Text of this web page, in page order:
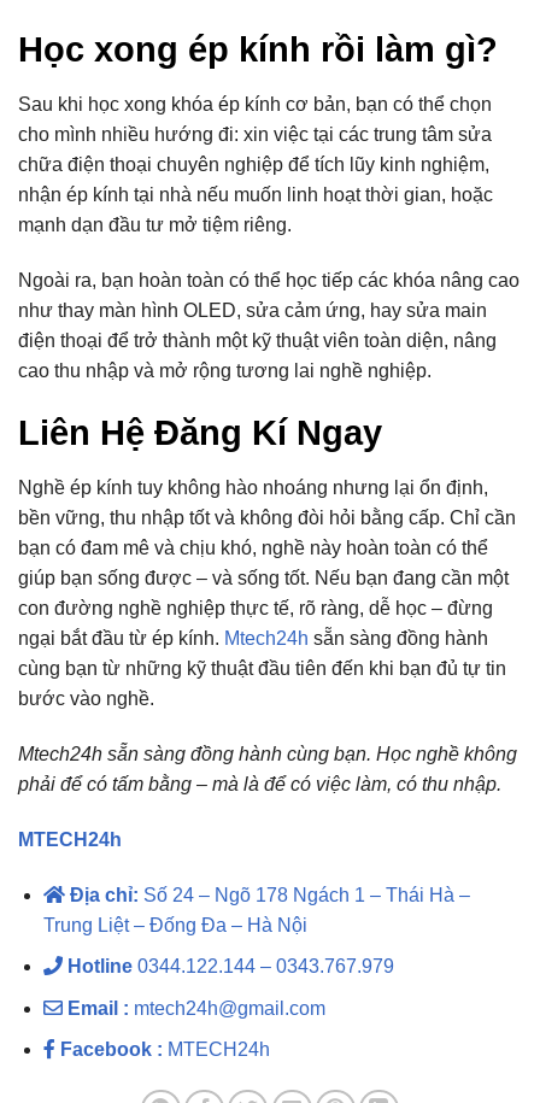
Học xong ép kính rồi làm gì?
Sau khi học xong khóa ép kính cơ bản, bạn có thể chọn
cho mình nhiều hướng đi: xin việc tại các trung tâm sửa
chữa điện thoại chuyên nghiệp để tích lũy kinh nghiệm,
nhận ép kính tại nhà nếu muốn linh hoạt thời gian, hoặc
mạnh dạn đầu tư mở tiệm riêng.
Ngoài ra, bạn hoàn toàn có thể học tiếp các khóa nâng cao
như thay màn hình OLED, sửa cảm ứng, hay sửa main
điện thoại để trở thành một kỹ thuật viên toàn diện, nâng
cao thu nhập và mở rộng tương lai nghề nghiệp.
Liên Hệ Đăng Kí Ngay
Nghề ép kính tuy không hào nhoáng nhưng lại ổn định,
bền vững, thu nhập tốt và không đòi hỏi bằng cấp. Chỉ cần
bạn có đam mê và chịu khó, nghề này hoàn toàn có thể
giúp bạn sống được – và sống tốt. Nếu bạn đang cần một
con đường nghề nghiệp thực tế, rõ ràng, dễ học – đừng
ngại bắt đầu từ ép kính. Mtech24h sẵn sàng đồng hành
cùng bạn từ những kỹ thuật đầu tiên đến khi bạn đủ tự tin
bước vào nghề.
Mtech24h sẵn sàng đồng hành cùng bạn. Học nghề không
phải để có tấm bằng – mà là để có việc làm, có thu nhập.
MTECH24h
Địa chỉ: Số 24 – Ngõ 178 Ngách 1 – Thái Hà –
Trung Liệt – Đống Đa – Hà Nội
Hotline0344.122.144 – 0343.767.979
Email : mtech24h@gmail.com
Facebook : MTECH24h